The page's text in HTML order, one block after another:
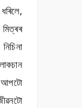
আপটো